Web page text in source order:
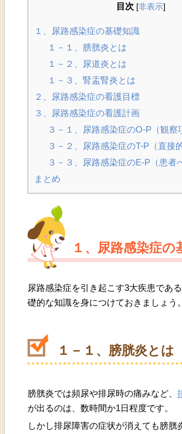
目次 [非表示]
１、尿路感染症の基礎知識
１－１、膀胱炎とは
１－２、尿道炎とは
１－３、腎盂腎炎とは
２、尿路感染症の看護目標
３、尿路感染症の看護計画
３－１、尿路感染症のO-P（観察
３－２、尿路感染症のT-P（直接
３－３、尿路感染症のE-P（患者
まとめ
１、尿路感染症の
尿路感染症を引き起こす3大疾患であ
礎的な知識を身につけておきましょう。
１－１、膀胱炎とは
膀胱炎では頻尿や排尿時の痛みなど、
が出るのは、数時間か1日程度です。
しかし排尿障害の症状が消えても膀